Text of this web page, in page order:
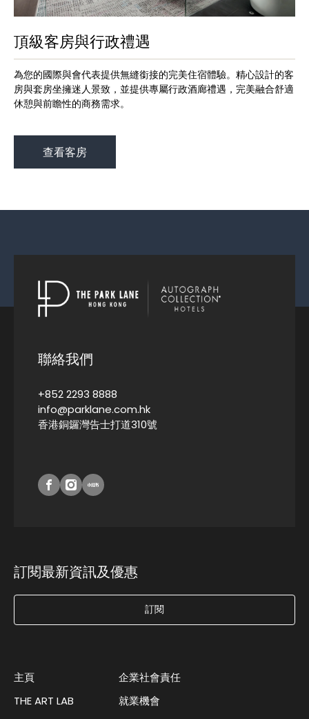
頂級客房與行政禮遇
為您的國際與會代表提供無縫銜接的完美住宿體驗。精心設計的客
房與套房坐擁迷人景致，並提供專屬行政酒廊禮遇，完美融合舒適
休憩與前瞻性的商務需求。
查看客房
聯絡我們
+852 2293 8888
info@parklane.com.hk
香港銅鑼灣告士打道310號
訂閱最新資訊及優惠
訂閱
主頁
企業社會責任
THE ART LAB
就業機會